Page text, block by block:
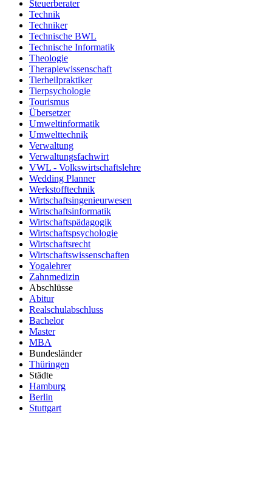
Steuerberater
Technik
Techniker
Technische BWL
Technische Informatik
Theologie
Therapiewissenschaft
Tierheilpraktiker
Tierpsychologie
Tourismus
Übersetzer
Umweltinformatik
Umwelttechnik
Verwaltung
Verwaltungsfachwirt
VWL - Volkswirtschaftslehre
Wedding Planner
Werkstofftechnik
Wirtschaftsingenieurwesen
Wirtschaftsinformatik
Wirtschaftspädagogik
Wirtschaftspsychologie
Wirtschaftsrecht
Wirtschaftswissenschaften
Yogalehrer
Zahnmedizin
Abschlüsse
Abitur
Realschulabschluss
Bachelor
Master
MBA
Bundesländer
Thüringen
Städte
Hamburg
Berlin
Stuttgart